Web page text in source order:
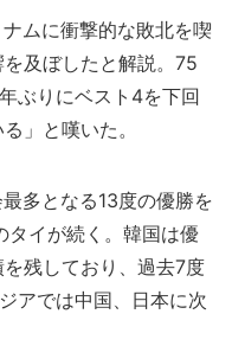
ムに衝撃的な敗北を喫
及ぼしたと解説。75
ぶりにベスト4を下回
」と嘆いた。
多となる13度の優勝を
タイが続く。韓国は優
残しており、過去7度
アでは中国、日本に次